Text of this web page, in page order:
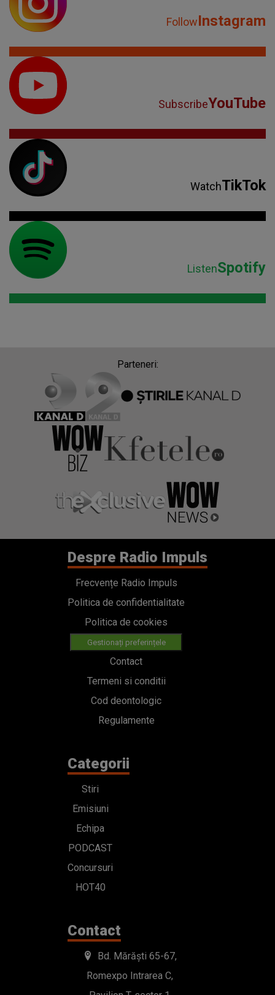
FollowInstagram
SubscribeYouTube
WatchTikTok
ListenSpotify
Parteneri:
Despre Radio Impuls
Frecvențe Radio Impuls
Politica de confidentialitate
Politica de cookies
Gestionați preferințele
Contact
Termeni si conditii
Cod deontologic
Regulamente
Categorii
Stiri
Emisiuni
Echipa
PODCAST
Concursuri
HOT40
Contact
Bd. Mărăști 65-67,
Romexpo Intrarea C,